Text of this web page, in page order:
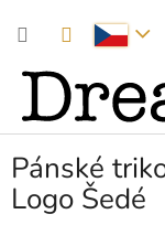
Pánské
Logo Šedé